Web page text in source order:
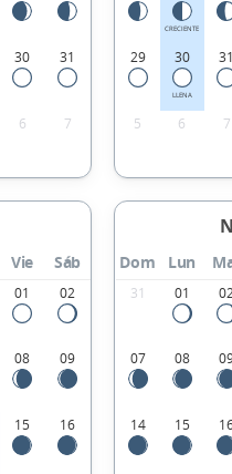
30 31
6 7
CRECIENTE
29 30
LLENA
31
5 6 7
Vie Sáb
01 02
08 09
15 16
Dom Lun
31 01
07 08
14 15